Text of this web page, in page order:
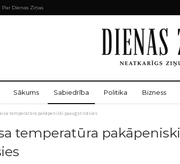
Par Dienas Ziņas
Sākums Sabiedrība Politika Bizness
temperatūra pakāpeniski paaugstināsies
temperatūra pakāpeniski